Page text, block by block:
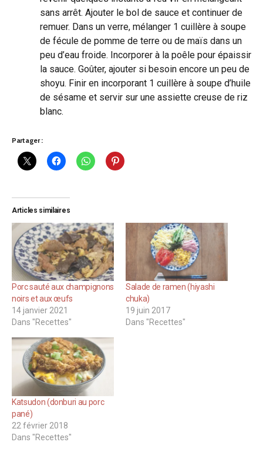
sans arrêt. Ajouter le bol de sauce et continuer de
remuer. Dans un verre, mélanger 1 cuillère à soupe
de fécule de pomme de terre ou de maïs dans un
peu d’eau froide. Incorporer à la poêle pour épaissir
la sauce. Goûter, ajouter si besoin encore un peu de
shoyu. Finir en incorporant 1 cuillère à soupe d’huile
de sésame et servir sur une assiette creuse de riz
blanc.
Partager :
Articles similaires
Porc sauté aux champignons
noirs et aux œufs
14 janvier 2021
Dans "Recettes"
Salade de ramen (hiyashi
chuka)
19 juin 2017
Dans "Recettes"
Katsudon (donburi au porc
pané)
22 février 2018
Dans "Recettes"